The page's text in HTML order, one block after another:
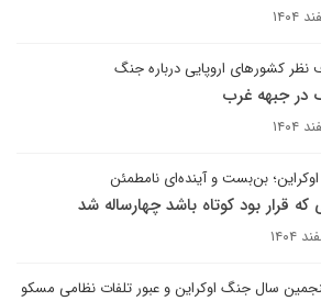
نظر کشورهای اروپایی درباره جنگ
در جبهه غرب
بن‌بست‌ و آینده‌ای نامطمئن
قرار بود کوتاه باشد چهار‌ساله شد
سال جنگ اوکراین و عبور تلفات نظامی مسکو